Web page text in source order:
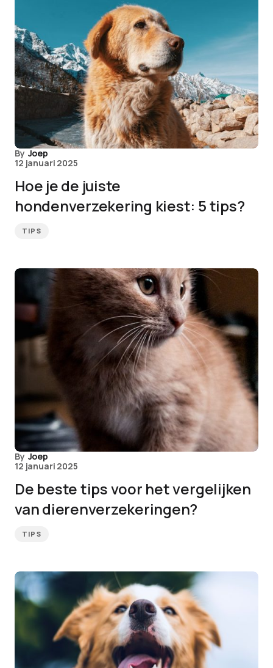
By Joep
12 januari 2025
Hoe je de juiste
hondenverzekering kiest: 5 tips?
TIPS
By Joep
12 januari 2025
De beste tips voor het vergelijken
van dierenverzekeringen?
TIPS